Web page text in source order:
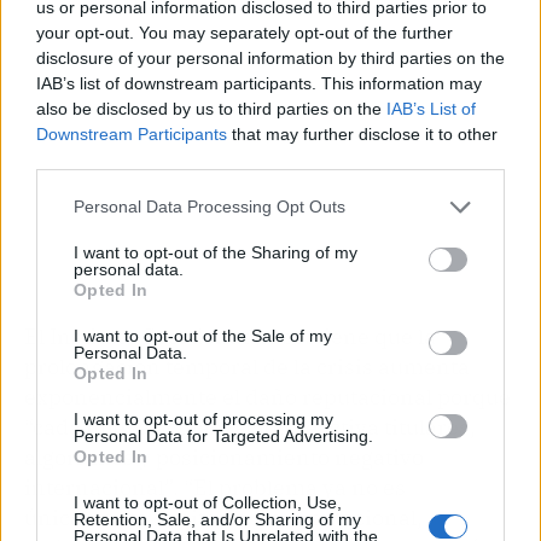
us or personal information disclosed to third parties prior to
your opt-out. You may separately opt-out of the further
disclosure of your personal information by third parties on the
IAB’s list of downstream participants. This information may
also be disclosed by us to third parties on the IAB’s List of
Downstream Participants that may further disclose it to other
Personal Data Processing Opt Outs
I want to opt-out of the Sharing of my
personal data.
Opted In
I want to opt-out of the Sale of my
Personal Data.
Opted In
I want to opt-out of processing my
Personal Data for Targeted Advertising.
Opted In
I want to opt-out of Collection, Use,
Retention, Sale, and/or Sharing of my
Personal Data that Is Unrelated with the
El Instituto Coordenadas sostiene que la
prolongación temporal de la crisis aumenta
“cada nueva actualización reactiva titulares,
algoritmos y posicionamiento negativo
únicamente sanitario. Es reputacional,